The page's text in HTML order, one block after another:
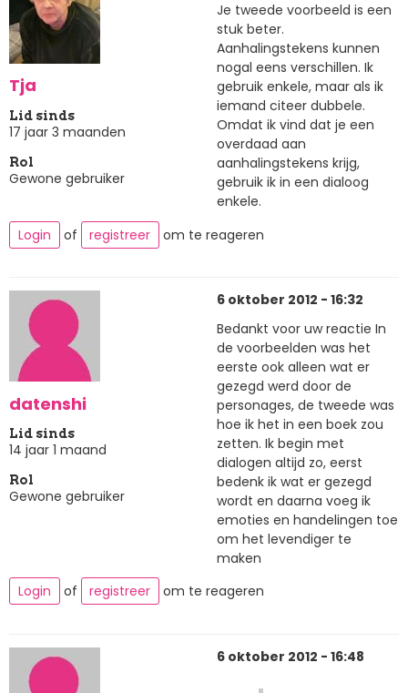
Tja
Lid sinds
17 jaar 3 maanden
Rol
Gewone gebruiker
Je tweede voorbeeld is een
stuk beter.
Aanhalingstekens kunnen
nogal eens verschillen. Ik
gebruik enkele, maar als ik
iemand citeer dubbele.
Omdat ik vind dat je een
overdaad aan
aanhalingstekens krijg,
gebruik ik in een dialoog
enkele.
Login
of registreer om te reageren
datenshi
Lid sinds
14 jaar 1 maand
Rol
Gewone gebruiker
6 oktober 2012 - 16:32
Bedankt voor uw reactie In
de voorbeelden was het
eerste ook alleen wat er
gezegd werd door de
personages, de tweede was
hoe ik het in een boek zou
zetten. Ik begin met
dialogen altijd zo, eerst
bedenk ik wat er gezegd
wordt en daarna voeg ik
emoties en handelingen toe
om het levendiger te
maken
Login
of registreer om te reageren
6 oktober 2012 - 16:48